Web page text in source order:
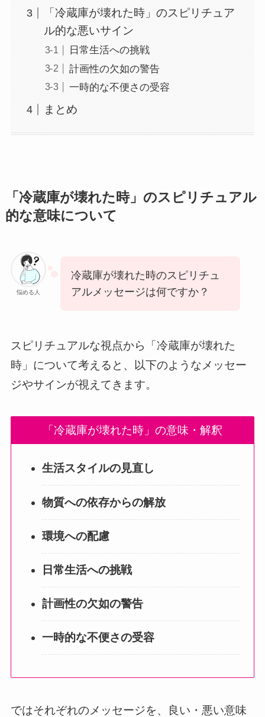
「冷蔵庫が壊れた時」のスピリチュア
ル的な悪いサイン
日常生活への挑戦
計画性の欠如の警告
一時的な不便さの受容
まとめ
「冷蔵庫が壊れた時」のスピリチュアル
的な意味について
悩める人
冷蔵庫が壊れた時のスピリチュ
アルメッセージは何ですか？
スピリチュアルな視点から「冷蔵庫が壊れた
時」について考えると、以下のようなメッセー
ジやサインが視えてきます。
「冷蔵庫が壊れた時」の意味・解釈
生活スタイルの見直し
物質への依存からの解放
環境への配慮
日常生活への挑戦
計画性の欠如の警告
一時的な不便さの受容
ではそれぞれのメッセージを、良い・悪い意味